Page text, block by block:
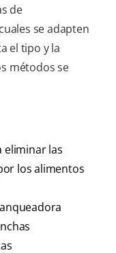
de
se adapten
el tipo y la
métodos se
eliminar las
los alimentos